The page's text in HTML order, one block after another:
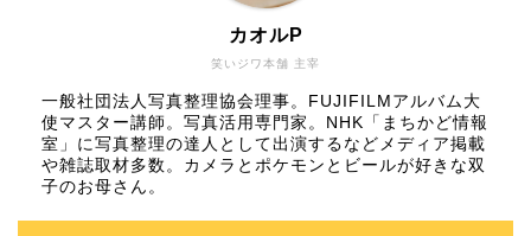
笑いジワ本舗 主宰
カオルP
一般社団法人写真整理協会理事。FUJIFILMアルバム大
使マスター講師。写真活用専門家。NHK「まちかど情報
室」に写真整理の達人として出演するなどメディア掲載
や雑誌取材多数。カメラとポケモンとビールが好きな双
子のお母さん。